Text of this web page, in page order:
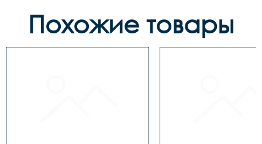
Похожие товары